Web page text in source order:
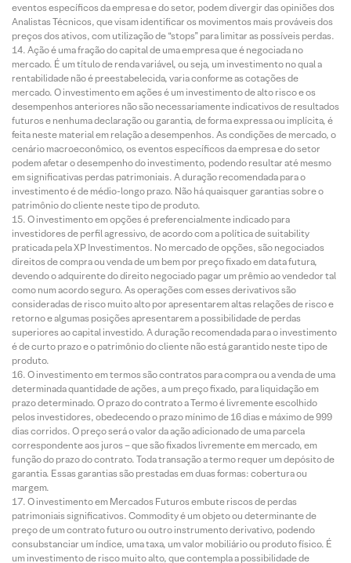
eventos específicos da empresa e do setor, podem divergir das opiniões dos
Analistas Técnicos, que visam identificar os movimentos mais prováveis dos
preços dos ativos, com utilização de “stops” para limitar as possíveis perdas.
Ação é uma fração do capital de uma empresa que é negociada no
mercado. É um título de renda variável, ou seja, um investimento no qual a
rentabilidade não é preestabelecida, varia conforme as cotações de
mercado. O investimento em ações é um investimento de alto risco e os
desempenhos anteriores não são necessariamente indicativos de resultados
futuros e nenhuma declaração ou garantia, de forma expressa ou implícita, é
feita neste material em relação a desempenhos. As condições de mercado, o
cenário macroeconômico, os eventos específicos da empresa e do setor
podem afetar o desempenho do investimento, podendo resultar até mesmo
em significativas perdas patrimoniais. A duração recomendada para o
investimento é de médio-longo prazo. Não há quaisquer garantias sobre o
patrimônio do cliente neste tipo de produto.
O investimento em opções é preferencialmente indicado para
investidores de perfil agressivo, de acordo com a política de suitability
praticada pela XP Investimentos. No mercado de opções, são negociados
direitos de compra ou venda de um bem por preço fixado em data futura,
devendo o adquirente do direito negociado pagar um prêmio ao vendedor tal
como num acordo seguro. As operações com esses derivativos são
consideradas de risco muito alto por apresentarem altas relações de risco e
retorno e algumas posições apresentarem a possibilidade de perdas
superiores ao capital investido. A duração recomendada para o investimento
é de curto prazo e o patrimônio do cliente não está garantido neste tipo de
produto.
O investimento em termos são contratos para compra ou a venda de uma
determinada quantidade de ações, a um preço fixado, para liquidação em
prazo determinado. O prazo do contrato a Termo é livremente escolhido
pelos investidores, obedecendo o prazo mínimo de 16 dias e máximo de 999
dias corridos. O preço será o valor da ação adicionado de uma parcela
correspondente aos juros – que são fixados livremente em mercado, em
função do prazo do contrato. Toda transação a termo requer um depósito de
garantia. Essas garantias são prestadas em duas formas: cobertura ou
margem.
O investimento em Mercados Futuros embute riscos de perdas
patrimoniais significativos. Commodity é um objeto ou determinante de
preço de um contrato futuro ou outro instrumento derivativo, podendo
consubstanciar um índice, uma taxa, um valor mobiliário ou produto físico. É
um investimento de risco muito alto, que contempla a possibilidade de